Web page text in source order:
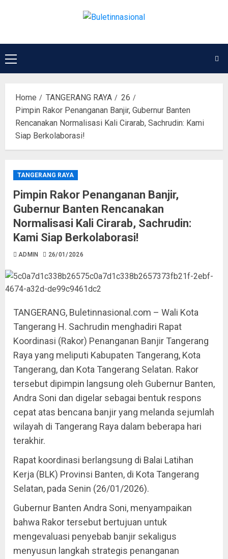
Home TANGERANG RAYA
26
Pimpin Rakor Penanganan Banjir, Gubernur Banten
Rencanakan Normalisasi Kali Cirarab, Sachrudin: Kami
Siap Berkolaborasi!
TANGERANG RAYA
Pimpin Rakor Penanganan Banjir,
Gubernur Banten Rencanakan
Normalisasi Kali Cirarab, Sachrudin:
Kami Siap Berkolaborasi!
ADMIN 26/01/2026
TANGERANG, Buletinnasional.com – Wali Kota
Tangerang H. Sachrudin menghadiri Rapat
Koordinasi (Rakor) Penanganan Banjir Tangerang
Raya yang meliputi Kabupaten Tangerang, Kota
Tangerang, dan Kota Tangerang Selatan. Rakor
tersebut dipimpin langsung oleh Gubernur Banten,
Andra Soni dan digelar sebagai bentuk respons
cepat atas bencana banjir yang melanda sejumlah
wilayah di Tangerang Raya dalam beberapa hari
terakhir.
Rapat koordinasi berlangsung di Balai Latihan
Kerja (BLK) Provinsi Banten, di Kota Tangerang
Selatan, pada Senin (26/01/2026).
Gubernur Banten Andra Soni, menyampaikan
bahwa Rakor tersebut bertujuan untuk
mengevaluasi penyebab banjir sekaligus
menyusun langkah strategis penanganan